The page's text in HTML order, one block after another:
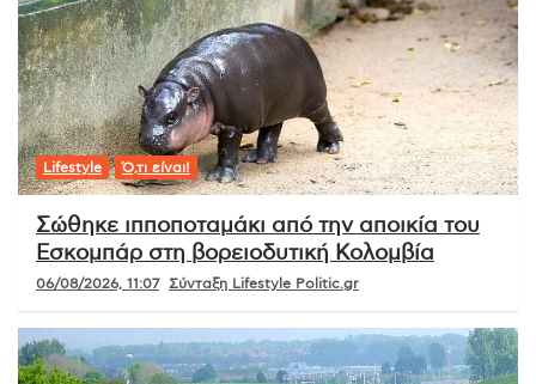
Lifestyle Ό,τι είναι!
Σώθηκε ιπποποταμάκι από την αποικία του
Εσκομπάρ στη βορειοδυτική Κολομβία
06/08/2026, 11:07 Σύνταξη Lifestyle Politic.gr